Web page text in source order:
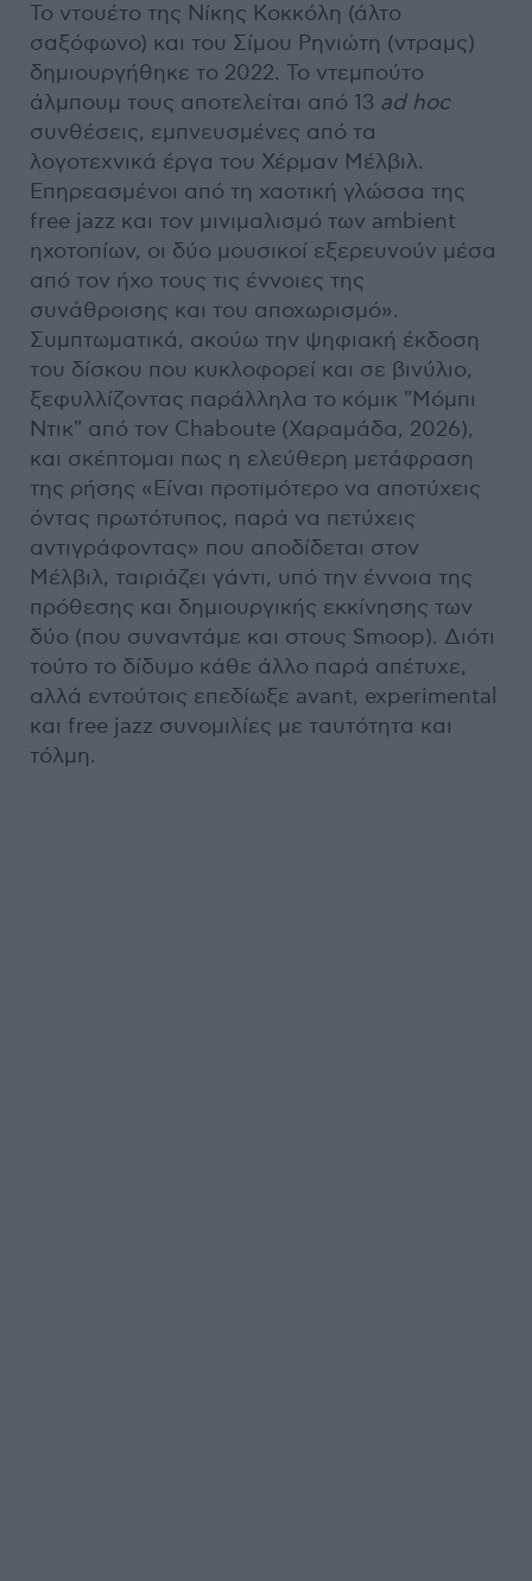
Το ντουέτο της Νίκης Κοκκόλη (άλτο
σαξόφωνο) και του Σίμου Ρηνιώτη (ντραμς)
δημιουργήθηκε το 2022. Το ντεμπούτο
άλμπουμ τους αποτελείται από 13 ad hoc
συνθέσεις, εμπνευσμένες από τα
λογοτεχνικά έργα του Χέρμαν Μέλβιλ.
Επηρεασμένοι από τη χαοτική γλώσσα της
free jazz και τον μινιμαλισμό των ambient
ηχοτοπίων, οι δύο μουσικοί εξερευνούν μέσα
από τον ήχο τους τις έννοιες της
συνάθροισης και του αποχωρισμό».
Συμπτωματικά, ακούω την ψηφιακή έκδοση
του δίσκου που κυκλοφορεί και σε βινύλιο,
ξεφυλλίζοντας παράλληλα το κόμικ "Μόμπι
Ντικ" από τον Chaboute (Χαραμάδα, 2026),
και σκέπτομαι πως η ελεύθερη μετάφραση
της ρήσης «Είναι προτιμότερο να αποτύχεις
όντας πρωτότυπος, παρά να πετύχεις
αντιγράφοντας» που αποδίδεται στον
Μέλβιλ, ταιριάζει γάντι, υπό την έννοια της
πρόθεσης και δημιουργικής εκκίνησης των
δύο (που συναντάμε και στους Smoop). Διότι
τούτο το δίδυμο κάθε άλλο παρά απέτυχε,
αλλά εντούτοις επεδίωξε avant, experimental
και free jazz συνομιλίες με ταυτότητα και
τόλμη.